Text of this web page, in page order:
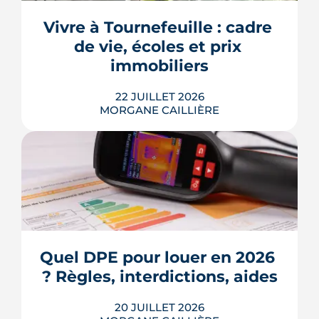
appel de fonds. Avec des taux autour
de 3,2 % en 2026, la note grimpe vite.
Voici les leviers concrets pour r...
LIRE L'ARTICLE
Vivre à Tournefeuille : cadre
de vie, écoles et prix
immobiliers
22 JUILLET 2026
MORGANE CAILLIÈRE
Écoles, base de loisirs, transports,
projets urbains et prix au m2 : le guide
3e ville de Haute-Garonne.
LIRE L'ARTICLE
Quel DPE pour louer en 2026
? Règles, interdictions, aides
20 JUILLET 2026